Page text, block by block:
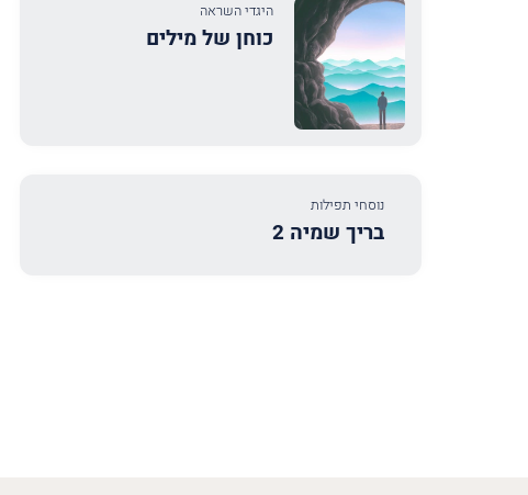
היגדי השראה
כוחן של מילים
נוסחי תפילות
בריך שמיה 2